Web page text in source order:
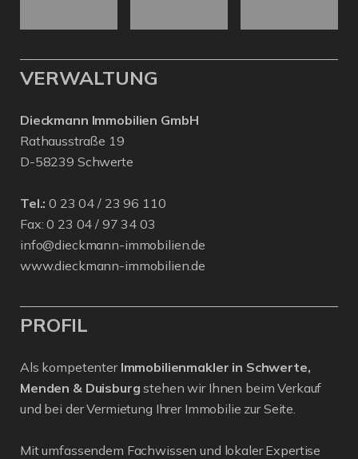
VERWALTUNG
Dieckmann Immobilien GmbH
Rathausstraße 19
D-58239 Schwerte
Tel.: 0 23 04 / 23 96 110
Fax: 0 23 04 / 97 34 03
info@dieckmann-immobilien.de
www.dieckmann-immobilien.de
PROFIL
Als kompetenter Immobilienmakler in Schwerte,
Menden & Duisburg stehen wir Ihnen beim Verkauf
und bei der Vermietung Ihrer Immobilie zur Seite.
Mit umfassendem Fachwissen und lokaler Expertise